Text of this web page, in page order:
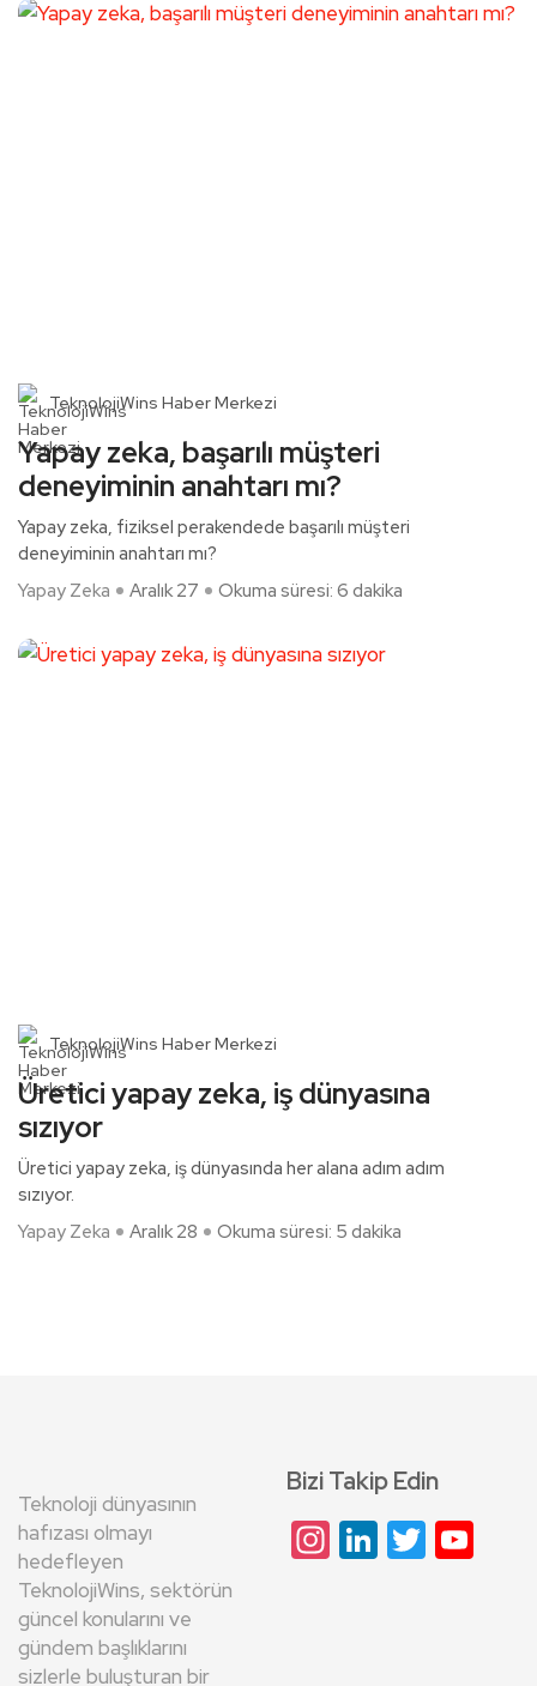
TeknolojiWins Haber Merkezi
Yapay zeka, başarılı müşteri
deneyiminin anahtarı mı?
Yapay zeka, fiziksel perakendede başarılı müşteri
deneyiminin anahtarı mı?
Yapay Zeka
Aralık 27 Okuma süresi: 6 dakika
TeknolojiWins Haber Merkezi
Üretici yapay zeka, iş dünyasına
sızıyor
Üretici yapay zeka, iş dünyasında her alana adım adım
sızıyor.
Yapay Zeka
Aralık 28 Okuma süresi: 5 dakika
Teknoloji dünyasının
hafızası olmayı
hedefleyen
TeknolojiWins, sektörün
güncel konularını ve
gündem başlıklarını
sizlerle buluşturan bir
Bizi Takip Edin
Instagram
LinkedIn